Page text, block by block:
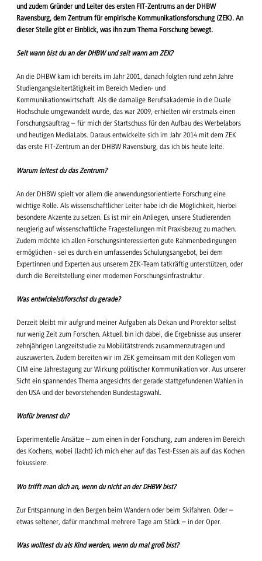
und zudem Gründer und Leiter des ersten FIT-Zentrums an der DHBW
Ravensburg, dem Zentrum für empirische Kommunikationsforschung (ZEK). An
dieser Stelle gibt er Einblick, was ihn zum Thema Forschung bewegt.
Seit wann bist du an der DHBW und seit wann am ZEK?
An die DHBW kam ich bereits im Jahr 2001, danach folgten rund zehn Jahre
Studiengangsleitertätigkeit im Bereich Medien- und
Kommunikationswirtschaft. Als die damalige Berufsakademie in die Duale
Hochschule umgewandelt wurde, das war 2009, erhielten wir erstmals einen
Forschungsauftrag – für mich der Startschuss für den Aufbau des Werbelabors
und heutigen MediaLabs. Daraus entwickelte sich im Jahr 2014 mit dem ZEK
das erste FIT-Zentrum an der DHBW Ravensburg, das ich bis heute leite.
Warum leitest du das Zentrum?
An der DHBW spielt vor allem die anwendungsorientierte Forschung eine
wichtige Rolle. Als wissenschaftlicher Leiter habe ich die Möglichkeit, hierbei
besondere Akzente zu setzen. Es ist mir ein Anliegen, unsere Studierenden
neugierig auf wissenschaftliche Fragestellungen mit Praxisbezug zu machen.
Zudem möchte ich allen Forschungsinteressierten gute Rahmenbedingungen
ermöglichen - sei es durch ein umfassendes Schulungsangebot, bei dem
Expertinnen und Experten aus unserem ZEK-Team tatkräftig unterstützen, oder
durch die Bereitstellung einer modernen Forschungsinfrastruktur.
Was entwickelst/forschst du gerade?
Derzeit bleibt mir aufgrund meiner Aufgaben als Dekan und Prorektor selbst
nur wenig Zeit zum Forschen. Aktuell bin ich dabei, die Ergebnisse aus unserer
zehnjährigen Langzeitstudie zu Mobilitätstrends zusammenzutragen und
auszuwerten. Zudem bereiten wir im ZEK gemeinsam mit den Kollegen vom
CIM eine Jahrestagung zur Wirkung politischer Kommunikation vor. Aus unserer
Sicht ein spannendes Thema angesichts der gerade stattgefundenen Wahlen in
den USA und der bevorstehenden Bundestagswahl.
Wofür brennst du?
Experimentelle Ansätze – zum einen in der Forschung, zum anderen im Bereich
des Kochens, wobei (lacht) ich mich eher auf das Test-Essen als auf das Kochen
fokussiere.
Wo trifft man dich an, wenn du nicht an der DHBW bist?
Zur Entspannung in den Bergen beim Wandern oder beim Skifahren. Oder –
etwas seltener, dafür manchmal mehrere Tage am Stück – in der Oper.
Was wolltest du als Kind werden, wenn du mal groß bist?